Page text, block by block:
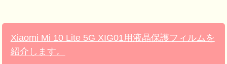
Xiaomi Mi 10 Lite 5G XIG01用液晶保護フィルムを
紹介します。